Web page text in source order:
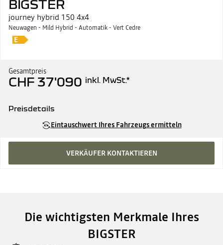
BIGSTER
journey hybrid 150 4x4
Neuwagen - Mild Hybrid - Automatik - Vert Cedre
Gesamtpreis
CHF 37'090 inkl. MwSt.*
Preisdetails
Eintauschwert Ihres Fahrzeugs ermitteln
VERKÄUFER KONTAKTIEREN
Die wichtigsten Merkmale Ihres
BIGSTER